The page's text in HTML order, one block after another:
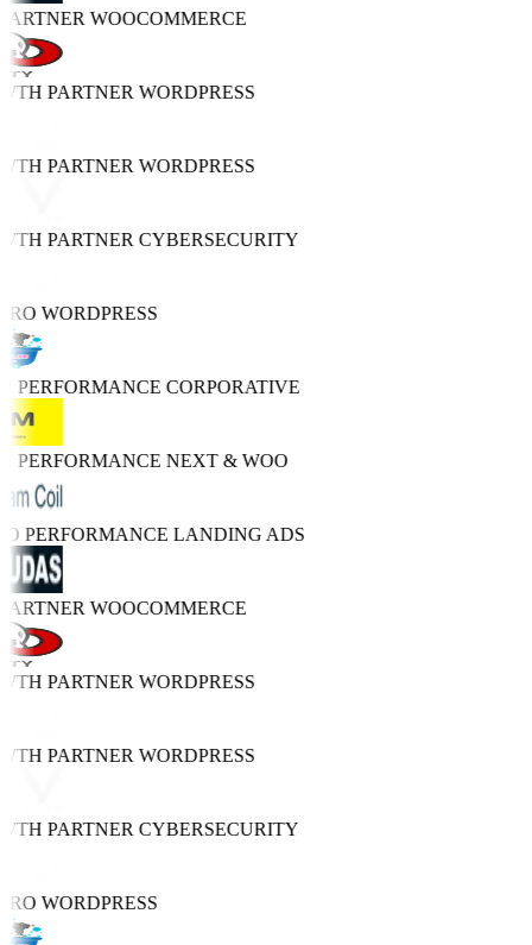
WOOCOMMERCE
PARTNERWORDPRESS
PARTNERWORDPRESS
PARTNERCYBERSECURITY
WORDPRESS
PERFORMANCECORPORATIVE
PERFORMANCENEXT & WOO
PERFORMANCELANDING ADS
WOOCOMMERCE
PARTNERWORDPRESS
PARTNERWORDPRESS
PARTNERCYBERSECURITY
WORDPRESS